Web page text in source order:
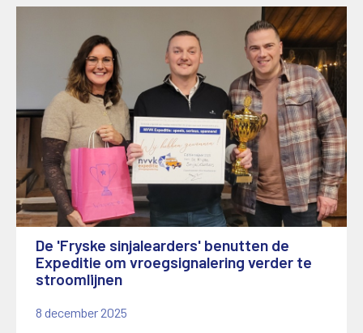
De 'Fryske sinjalearders' benutten de
Expeditie om vroegsignalering verder te
stroomlijnen
8 december 2025